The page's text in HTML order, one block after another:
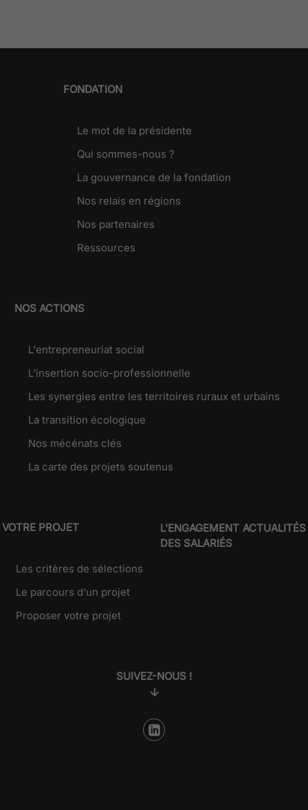
FONDATION
Le mot de la présidente
Qui sommes-nous ?
La gouvernance de la fondation
Nos relais en régions
Nos partenaires
Ressources
NOS ACTIONS
L'entrepreneuriat social
L'insertion socio-professionnelle
Les synergies entre les territoires ruraux et urbains
La transition écologique
Nos mécénats clés
La carte des projets soutenus
VOTRE PROJET
Les critères de sélections
Le parcours d'un projet
Proposer votre projet
L'ENGAGEMENT
DES SALARIÉS
ACTUALITÉS
SUIVEZ-NOUS !